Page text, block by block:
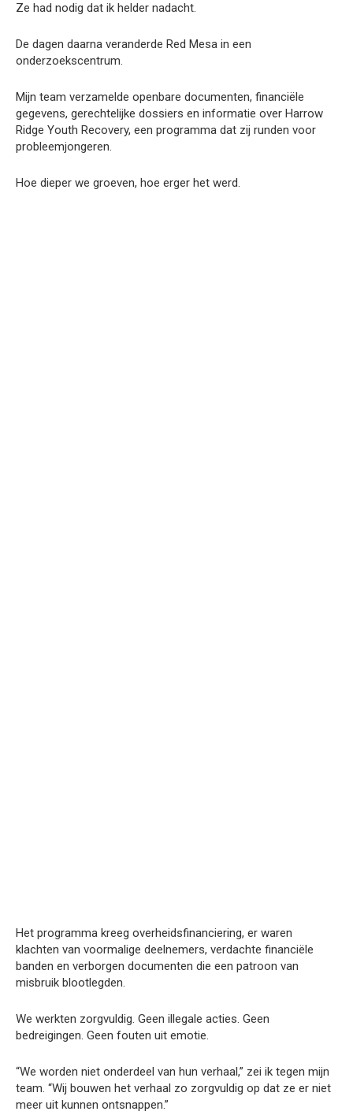
Ze had nodig dat ik helder nadacht.
De dagen daarna veranderde Red Mesa in een
onderzoekscentrum.
Mijn team verzamelde openbare documenten, financiële
gegevens, gerechtelijke dossiers en informatie over Harrow
Ridge Youth Recovery, een programma dat zij runden voor
probleemjongeren.
Hoe dieper we groeven, hoe erger het werd.
Het programma kreeg overheidsfinanciering, er waren
klachten van voormalige deelnemers, verdachte financiële
banden en verborgen documenten die een patroon van
misbruik blootlegden.
We werkten zorgvuldig. Geen illegale acties. Geen
bedreigingen. Geen fouten uit emotie.
“We worden niet onderdeel van hun verhaal,” zei ik tegen mijn
team. “Wij bouwen het verhaal zo zorgvuldig op dat ze er niet
meer uit kunnen ontsnappen.”